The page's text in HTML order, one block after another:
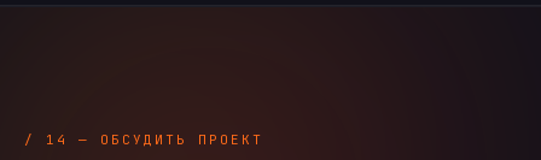
/ 14 — ОБСУДИТЬ ПРОЕКТ